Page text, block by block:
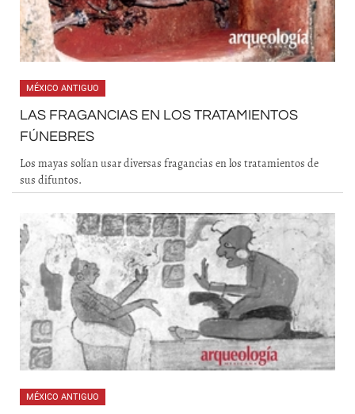
MÉXICO ANTIGUO
LAS FRAGANCIAS EN LOS TRATAMIENTOS
FÚNEBRES
Los mayas solían usar diversas fragancias en los tratamientos de
sus difuntos.
MÉXICO ANTIGUO